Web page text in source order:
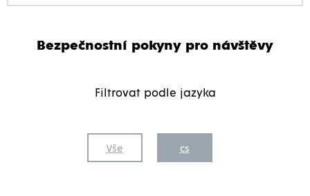
Bezpečnostní pokyny pro návštěvy
Filtrovat podle jazyka
Vše cs